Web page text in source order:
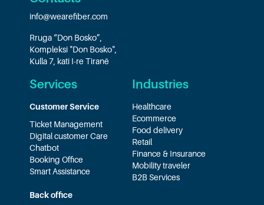
info@wearefiber.com
Rruga “Don Bosko”,
Kompleksi "Don Bosko",
Kulla 7, kati I-re Tiranë
Services
Customer Service
Ticket Management
Digital customer Care
Chatbot
Booking Office
Smart Assistance
Back office
Industries
Healthcare
Ecommerce
Food delivery
Retail
Finance & Insurance
Mobility traveler
B2B Services